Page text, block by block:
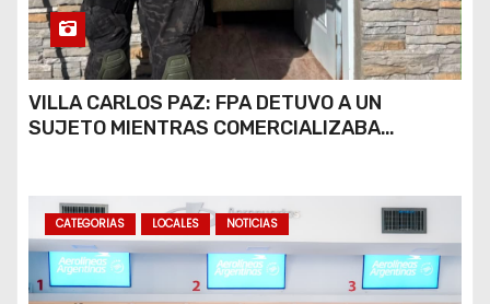
VILLA CARLOS PAZ: FPA DETUVO A UN
SUJETO MIENTRAS COMERCIALIZABA
CATEGORIAS LOCALES NOTICIAS